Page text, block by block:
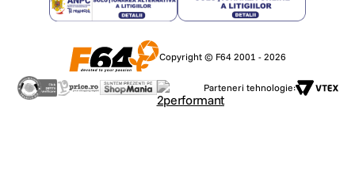
Copyright © F64 2001 - 2026
Parteneri tehnologie: